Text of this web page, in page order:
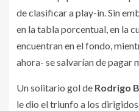
de clasificar a play-in. Sin
en la tabla porcentual, en la
encuentran en el fondo,
ahora- se salvarían de pagar
Un solitario gol de Rodrigo
le dio el triunfo a los